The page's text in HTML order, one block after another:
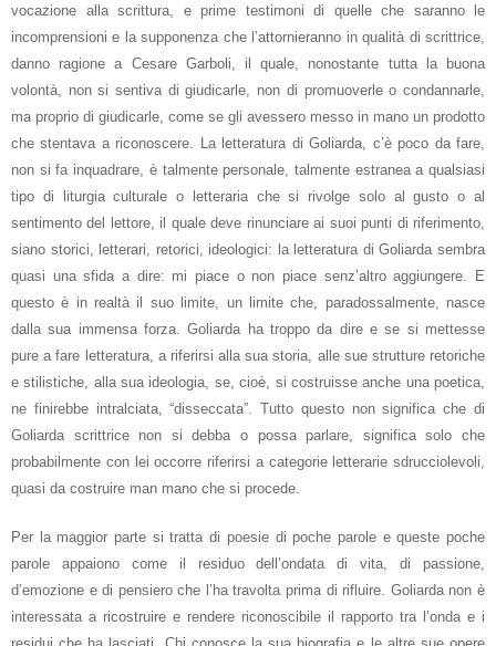
vocazione alla scrittura, e prime testimoni di quelle che saranno le
incomprensioni e la supponenza che l’attornieranno in qualità di scrittrice,
danno ragione a Cesare Garboli, il quale, nonostante tutta la buona
volontà, non si sentiva di giudicarle, non di promuoverle o condannarle,
ma proprio di giudicarle, come se gli avessero messo in mano un prodotto
che stentava a riconoscere. La letteratura di Goliarda, c’è poco da fare,
non si fa inquadrare, è talmente personale, talmente estranea a qualsiasi
tipo di liturgia culturale o letteraria che si rivolge solo al gusto o al
sentimento del lettore, il quale deve rinunciare ai suoi punti di riferimento,
siano storici, letterari, retorici, ideologici: la letteratura di Goliarda sembra
quasi una sfida a dire: mi piace o non piace senz’altro aggiungere. E
questo è in realtà il suo limite, un limite che, paradossalmente, nasce
dalla sua immensa forza. Goliarda ha troppo da dire e se si mettesse
pure a fare letteratura, a riferirsi alla sua storia, alle sue strutture retoriche
e stilistiche, alla sua ideologia, se, cioè, si costruisse anche una poetica,
ne finirebbe intralciata, “disseccata”. Tutto questo non significa che di
Goliarda scrittrice non si debba o possa parlare, significa solo che
probabilmente con lei occorre riferirsi a categorie letterarie sdrucciolevoli,
quasi da costruire man mano che si procede.
Per la maggior parte si tratta di poesie di poche parole e queste poche
parole appaiono come il residuo dell’ondata di vita, di passione,
d’emozione e di pensiero che l’ha travolta prima di rifluire. Goliarda non è
interessata a ricostruire e rendere riconoscibile il rapporto tra l’onda e i